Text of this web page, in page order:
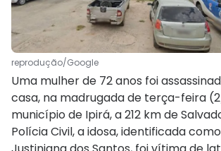
reprodução/Google
Uma mulher de 72 anos foi
casa, na madrugada de terça-feira
município de Ipirá, a 212 km de
Polícia Civil, a idosa, identificada